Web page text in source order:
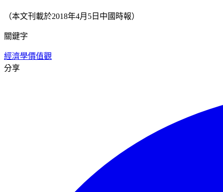
（本文刊載於2018年4月5日中國時報）
關鍵字
經濟學價值觀
分享